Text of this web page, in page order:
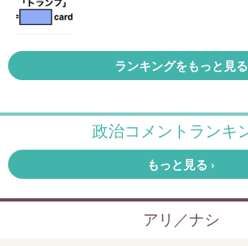
ランキングをもっと見る